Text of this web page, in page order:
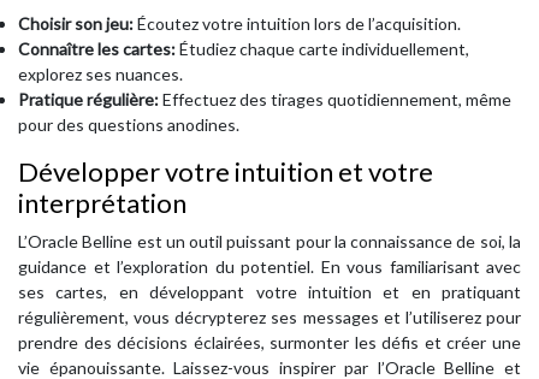
Choisir son jeu:Écoutez votre intuition lors de l’acquisition.
Connaître les cartes:Étudiez chaque carte individuellement,
explorez ses nuances.
Pratique régulière:Effectuez des tirages quotidiennement, même
pour des questions anodines.
Développer votre intuition et votre
interprétation
L’Oracle Belline est un outil puissant pour la connaissance de soi, la
guidance et l’exploration du potentiel. En vous familiarisant avec
ses cartes, en développant votre intuition et en pratiquant
régulièrement, vous décrypterez ses messages et l’utiliserez pour
prendre des décisions éclairées, surmonter les défis et créer une
vie épanouissante. Laissez-vous inspirer par l’Oracle Belline et